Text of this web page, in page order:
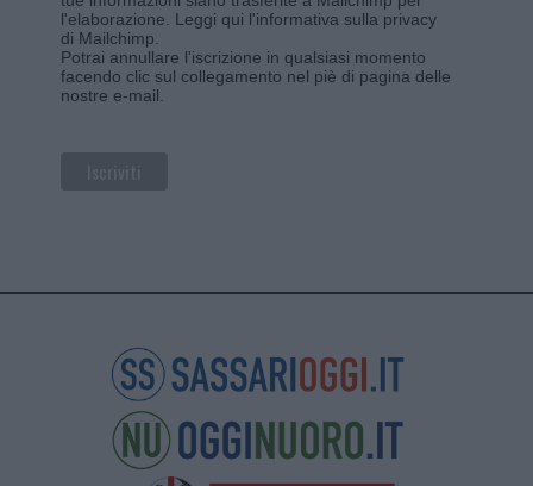
l'elaborazione. Leggi qui l'informativa sulla privacy
di Mailchimp
Potrai annullare l'iscrizione in qualsiasi momento
facendo clic sul collegamento nel piè di pagina delle
nostre e-mail.